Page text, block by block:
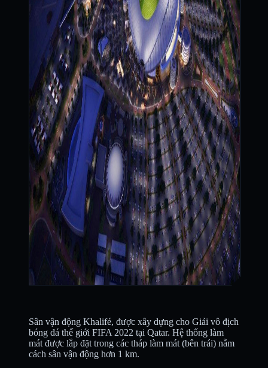
Sân vận động Khalifé, được xây dựng cho Giải vô địch
bóng đá thế giới FIFA 2022 tại Qatar. Hệ thống làm
mát được lắp đặt trong các tháp làm mát (bên trái) nằm
cách sân vận động hơn 1 km.